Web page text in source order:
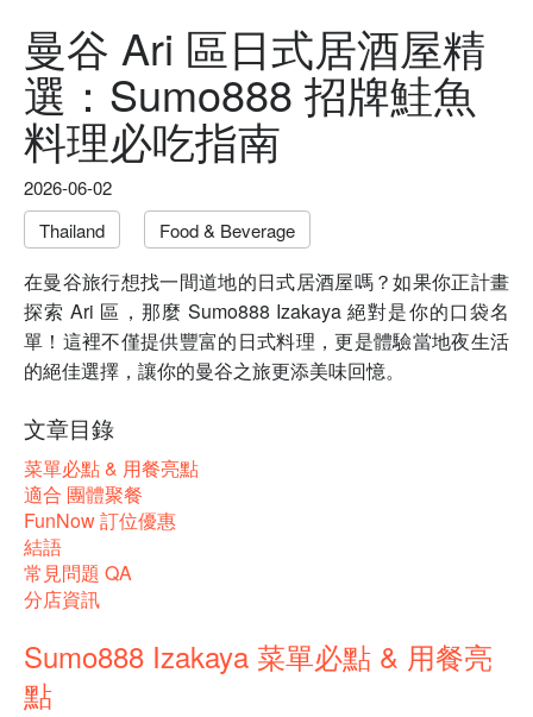
曼谷 Ari 區日式居酒屋精
選：Sumo888 招牌鮭魚
料理必吃指南
2026-06-02
Thailand
Food & Beverage
在曼谷旅行想找一間道地的日式居酒屋嗎？如果你正計畫
探索 Ari 區，那麼 Sumo888 Izakaya 絕對是你的口袋名
單！這裡不僅提供豐富的日式料理，更是體驗當地夜生活
的絕佳選擇，讓你的曼谷之旅更添美味回憶。
文章目錄
菜單必點 & 用餐亮點
適合 團體聚餐
FunNow 訂位優惠
結語
常見問題 QA
分店資訊
Sumo888 Izakaya 菜單必點 & 用餐亮
點